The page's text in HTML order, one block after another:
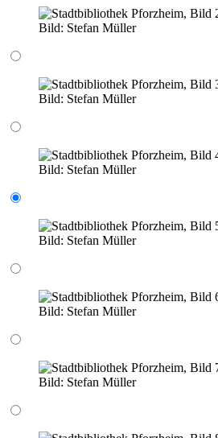
Bild: Stefan Müller
Bild: Stefan Müller
Bild: Stefan Müller
Bild: Stefan Müller
Bild: Stefan Müller
Bild: Stefan Müller